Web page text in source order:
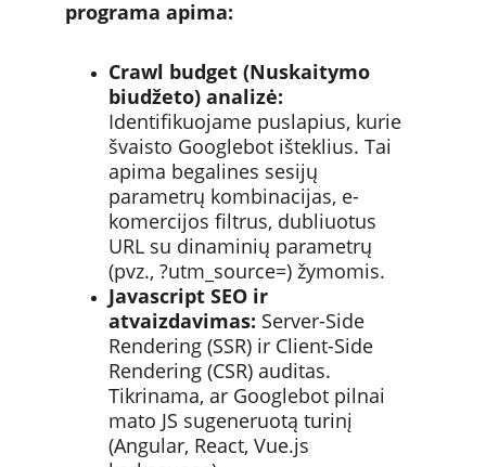
programa apima:
Crawl budget (Nuskaitymo
biudžeto) analizė:
Identifikuojame puslapius, kurie
švaisto Googlebot išteklius. Tai
apima begalines sesijų
parametrų kombinacijas, e-
komercijos filtrus, dubliuotus
URL su dinaminių parametrų
(pvz., ?utm_source=) žymomis.
Javascript SEO ir
atvaizdavimas: Server-Side
Rendering (SSR) ir Client-Side
Rendering (CSR) auditas.
Tikrinama, ar Googlebot pilnai
mato JS sugeneruotą turinį
(Angular, React, Vue.js